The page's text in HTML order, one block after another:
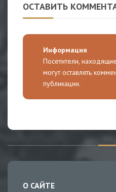
ОСТАВИТЬ
Информация
Посетители,
могут оставлять
публикации.
О САЙТЕ